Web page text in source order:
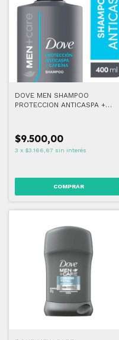
DOVE MEN SHAMPOO
PROTECCION ANTICASPA +
$9.500,00
3 x $3.166,67 sin interés